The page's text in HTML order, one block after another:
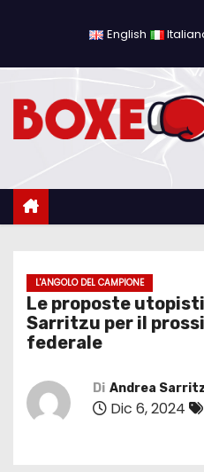
c
English
L'ANGOLO DEL CAMPIONE
Le proposte
Sarritzu per il
federale
Di Andrea
Dic 6, 2024